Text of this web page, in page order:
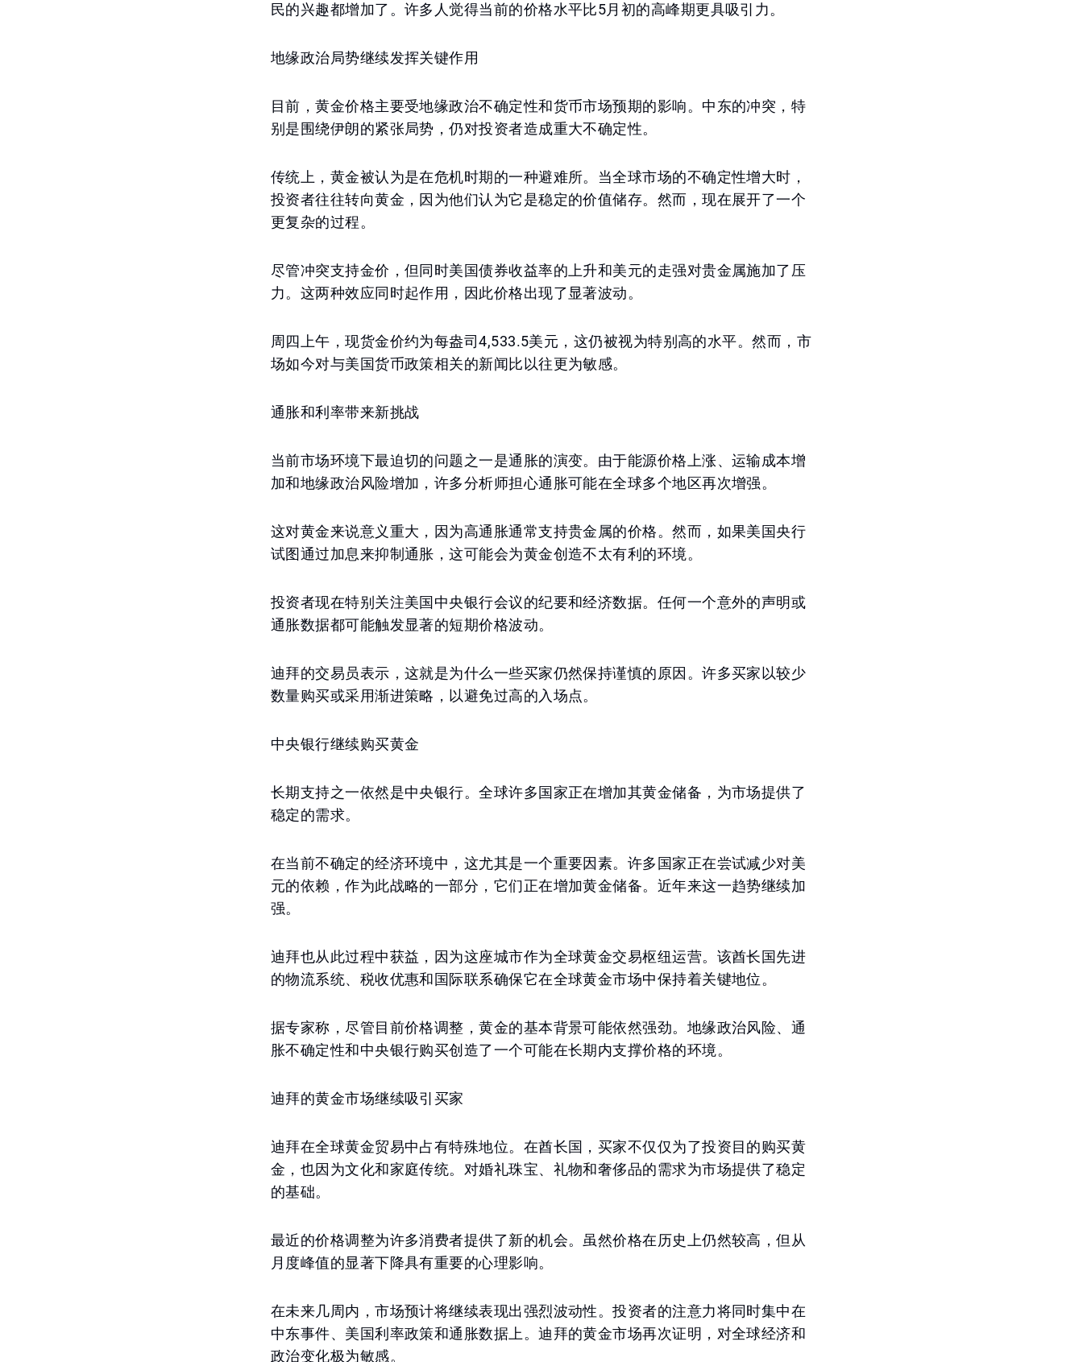
民的兴趣都增加了。许多人觉得当前的价格水平比5月初的高峰期更具吸引力。
地缘政治局势继续发挥关键作用
目前，黄金价格主要受地缘政治不确定性和货币市场预期的影响。中东的冲突，特
别是围绕伊朗的紧张局势，仍对投资者造成重大不确定性。
传统上，黄金被认为是在危机时期的一种避难所。当全球市场的不确定性增大时，
投资者往往转向黄金，因为他们认为它是稳定的价值储存。然而，现在展开了一个
更复杂的过程。
尽管冲突支持金价，但同时美国债券收益率的上升和美元的走强对贵金属施加了压
力。这两种效应同时起作用，因此价格出现了显著波动。
周四上午，现货金价约为每盎司4,533.5美元，这仍被视为特别高的水平。然而，市
场如今对与美国货币政策相关的新闻比以往更为敏感。
通胀和利率带来新挑战
当前市场环境下最迫切的问题之一是通胀的演变。由于能源价格上涨、运输成本增
加和地缘政治风险增加，许多分析师担心通胀可能在全球多个地区再次增强。
这对黄金来说意义重大，因为高通胀通常支持贵金属的价格。然而，如果美国央行
试图通过加息来抑制通胀，这可能会为黄金创造不太有利的环境。
投资者现在特别关注美国中央银行会议的纪要和经济数据。任何一个意外的声明或
通胀数据都可能触发显著的短期价格波动。
迪拜的交易员表示，这就是为什么一些买家仍然保持谨慎的原因。许多买家以较少
数量购买或采用渐进策略，以避免过高的入场点。
中央银行继续购买黄金
长期支持之一依然是中央银行。全球许多国家正在增加其黄金储备，为市场提供了
稳定的需求。
在当前不确定的经济环境中，这尤其是一个重要因素。许多国家正在尝试减少对美
元的依赖，作为此战略的一部分，它们正在增加黄金储备。近年来这一趋势继续加
强。
迪拜也从此过程中获益，因为这座城市作为全球黄金交易枢纽运营。该酋长国先进
的物流系统、税收优惠和国际联系确保它在全球黄金市场中保持着关键地位。
据专家称，尽管目前价格调整，黄金的基本背景可能依然强劲。地缘政治风险、通
胀不确定性和中央银行购买创造了一个可能在长期内支撑价格的环境。
迪拜的黄金市场继续吸引买家
迪拜在全球黄金贸易中占有特殊地位。在酋长国，买家不仅仅为了投资目的购买黄
金，也因为文化和家庭传统。对婚礼珠宝、礼物和奢侈品的需求为市场提供了稳定
的基础。
最近的价格调整为许多消费者提供了新的机会。虽然价格在历史上仍然较高，但从
月度峰值的显著下降具有重要的心理影响。
在未来几周内，市场预计将继续表现出强烈波动性。投资者的注意力将同时集中在
中东事件、美国利率政策和通胀数据上。迪拜的黄金市场再次证明，对全球经济和
政治变化极为敏感。